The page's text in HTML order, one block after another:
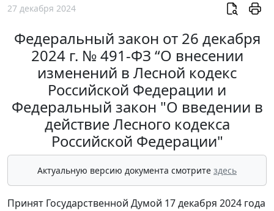
27 декабря 2024
Федеральный закон от 26 декабря
2024 г. № 491-ФЗ “О внесении
изменений в Лесной кодекс
Российской Федерации и
Федеральный закон "О введении в
действие Лесного кодекса
Российской Федерации"
Актуальную версию документа смотрите здесь
Принят Государственной Думой 17 декабря 2024 года